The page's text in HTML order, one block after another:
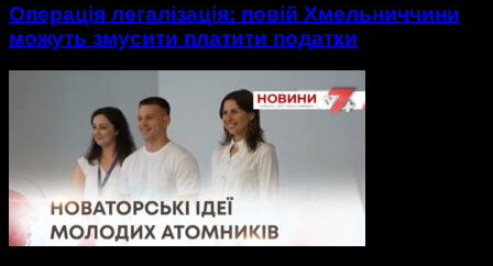
Операція легалізація: повій Хмельниччини
можуть змусити платити податки